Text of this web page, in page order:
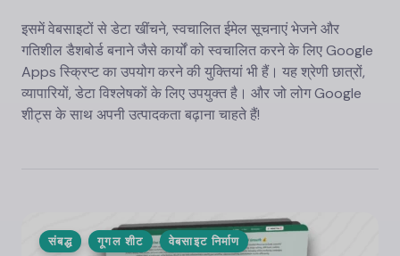
इसमें वेबसाइटों से डेटा खींचने, स्वचालित ईमेल सूचनाएं भेजने और
गतिशील डैशबोर्ड बनाने जैसे कार्यों को स्वचालित करने के लिए Google
Apps स्क्रिप्ट का उपयोग करने की युक्तियां भी हैं। यह श्रेणी छात्रों,
व्यापारियों, डेटा विश्लेषकों के लिए उपयुक्त है। और जो लोग Google
शीट्स के साथ अपनी उत्पादकता बढ़ाना चाहते हैं!
संबद्ध गूगल शीट वेबसाइट निर्माण